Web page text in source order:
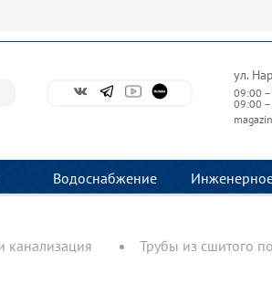
ул.
09:00 –
09:00
Водоснабжение
канализация Трубы из сшитого